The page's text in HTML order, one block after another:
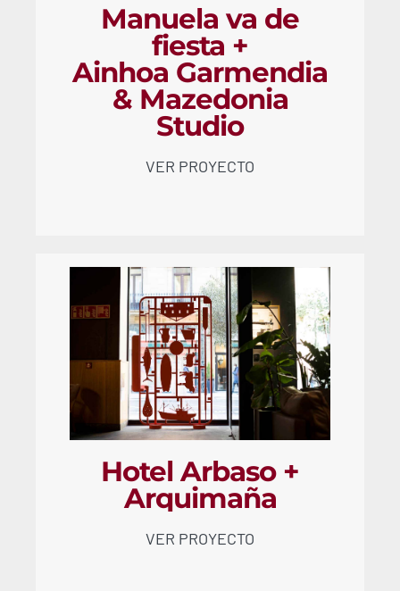
Manuela va de
fiesta +
Ainhoa Garmendia
& Mazedonia
Studio
VER PROYECTO
Hotel Arbaso +
Arquimaña
VER PROYECTO